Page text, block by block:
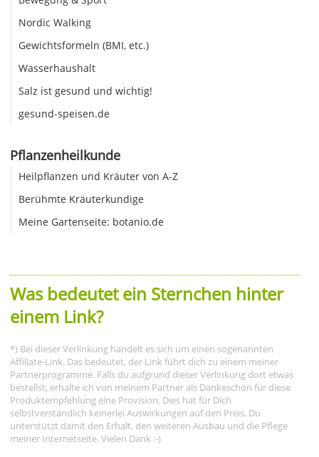
Nordic Walking
Gewichtsformeln (BMI, etc.)
Wasserhaushalt
Salz ist gesund und wichtig!
gesund-speisen.de
Pflanzenheilkunde
Heilpflanzen und Kräuter von A-Z
Berühmte Kräuterkundige
Meine Gartenseite: botanio.de
Was bedeutet ein Sternchen hinter
einem Link?
*) Bei dieser Verlinkung handelt es sich um einen sogenannten
Affiliate-Link. Das bedeutet, der Link führt dich zu einem meiner
Partnerprogramme. Falls du aufgrund dieser Verlinkung dort etwas
bestellst, erhalte ich von meinem Partner als Dankeschön für diese
Produktempfehlung eine Provision. Dies hat für Dich
selbstverständlich keinerlei Auswirkungen auf den Preis. Du
unterstützt damit den Erhalt, den weiteren Ausbau und die Pflege
meiner Internetseite. Vielen Dank :-)